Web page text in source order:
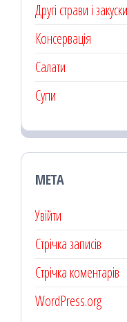
Другі страви і закуски
Консервація
Салати
Супи
МЕТА
Увійти
Стрічка записів
Стрічка коментарів
WordPress.org